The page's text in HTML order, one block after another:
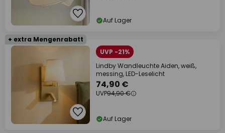
Auf Lager
+ extra Mengenrabatt
UVP -21%
Lindby Wandleuchte Aiden, weiß,
messing, LED-Leselicht
74,90 €
UVP94,90 €
Auf Lager